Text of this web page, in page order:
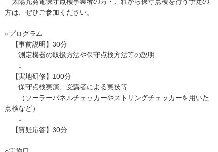
方は、ぜひご参加ください。
○プログラム
【事前説明】30分
測定機器の取扱方法や保守点検方法等の説明
↓
【実地研修】100分
保守点検実演、受講者による実技等
（ソーラーパネルチェッカーやストリングチェッカーを用いた
点検など）
↓
【質疑応答】30分